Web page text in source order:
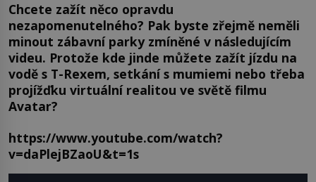
Chcete zažít něco opravdu
nezapomenutelného? Pak byste zřejmě neměli
minout zábavní parky zmíněné v následujícím
videu. Protože kde jinde můžete zažít jízdu na
vodě s T-Rexem, setkání s mumiemi nebo třeba
projížďku virtuální realitou ve světě filmu
Avatar?
https://www.youtube.com/watch?
v=daPlejBZaoU&t=1s